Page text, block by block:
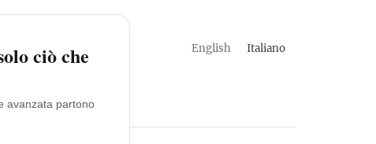
english italiano
ciò che
avanzata partono